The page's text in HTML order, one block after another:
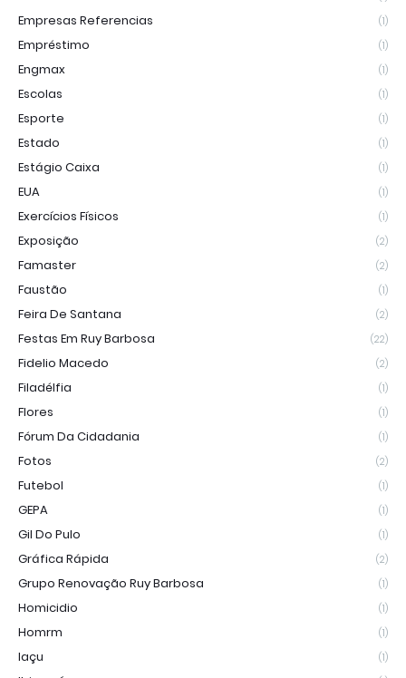
Empresas Referencias (1)
Empréstimo (1)
Engmax (1)
Escolas (1)
Esporte (1)
Estado (1)
Estágio Caixa (1)
EUA (1)
Exercícios Físicos (1)
Exposição (2)
Famaster (2)
Faustão (1)
Feira De Santana (2)
Festas Em Ruy Barbosa (22)
Fidelio Macedo (2)
Filadélfia (1)
Flores (1)
Fórum Da Cidadania (1)
Fotos (2)
Futebol (1)
GEPA (1)
Gil Do Pulo (1)
Gráfica Rápida (2)
Grupo Renovação Ruy Barbosa (1)
Homicidio (1)
Homrm (1)
Iaçu (1)